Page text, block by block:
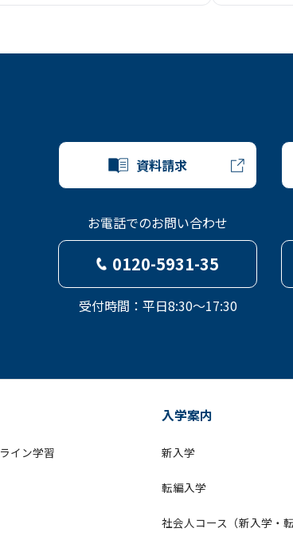
資料請求
お電話でのお問い合わせ
0120-5931-35
受付時間：平日8:30～17:30
イン学習
入学案内
新入学
転編入学
社会人コース（新入学・転